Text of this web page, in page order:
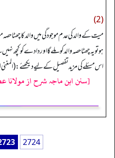
(2)
میت کے والد كی عدم موجودگی میں والد کا چھٹا حصہ
ہو تو یہ چھٹا حصہ والد کو ملے گا اوردادے کو کچھ
اس مسئلے کی مزید تفصیل کے لیے دیکھئے: (المغنی لابن
[سنن ابن ماجہ شرح از مولانا
2724